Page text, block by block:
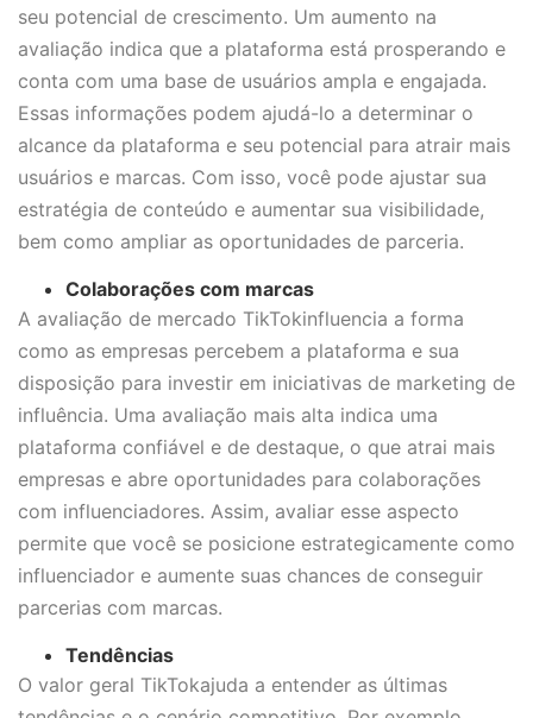
seu potencial de crescimento. Um aumento na
avaliação indica que a plataforma está prosperando e
conta com uma base de usuários ampla e engajada.
Essas informações podem ajudá-lo a determinar o
alcance da plataforma e seu potencial para atrair mais
usuários e marcas. Com isso, você pode ajustar sua
estratégia de conteúdo e aumentar sua visibilidade,
bem como ampliar as oportunidades de parceria.
Colaborações com marcas
A avaliação de mercado TikTokinfluencia a forma
como as empresas percebem a plataforma e sua
disposição para investir em iniciativas de marketing de
influência. Uma avaliação mais alta indica uma
plataforma confiável e de destaque, o que atrai mais
empresas e abre oportunidades para colaborações
com influenciadores. Assim, avaliar esse aspecto
permite que você se posicione estrategicamente como
influenciador e aumente suas chances de conseguir
parcerias com marcas.
Tendências
O valor geral TikTokajuda a entender as últimas